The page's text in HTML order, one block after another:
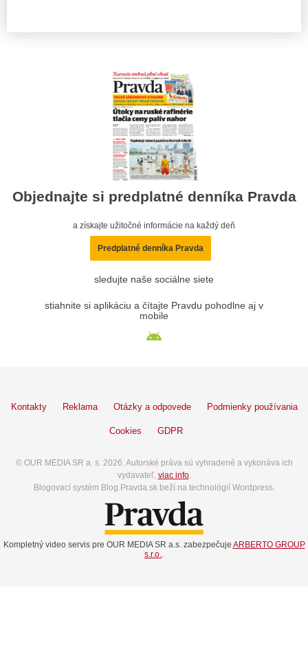
Objednajte si predplatné denníka Pravda
a získajte užitočné informácie na každý deň
Predplatné denníka Pravda
sledujte naše sociálne siete
stiahnite si aplikáciu a čítajte Pravdu pohodlne aj v
mobile
Kontakty Reklama Otázky a odpovede Podmienky používania
Cookies GDPR
© OUR MEDIA SR a. s. 2026. Autorské práva sú vyhradené a vykonáva ich
vydavateľ, viac info.
Blogovací systém Blog.Pravda.sk beží na technológií Wordpress.
Kompletný video servis pre OUR MEDIA SR a.s. zabezpečuje ARBERTO GROUP
s.r.o.